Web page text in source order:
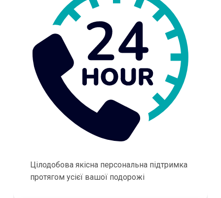
Цілодобова якісна персональна підтримка
протягом усієї вашої подорожі